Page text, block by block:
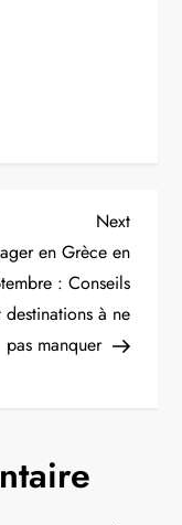
Next
Post
Next
en Grèce en
: Conseils
destinations à ne
pas manquer